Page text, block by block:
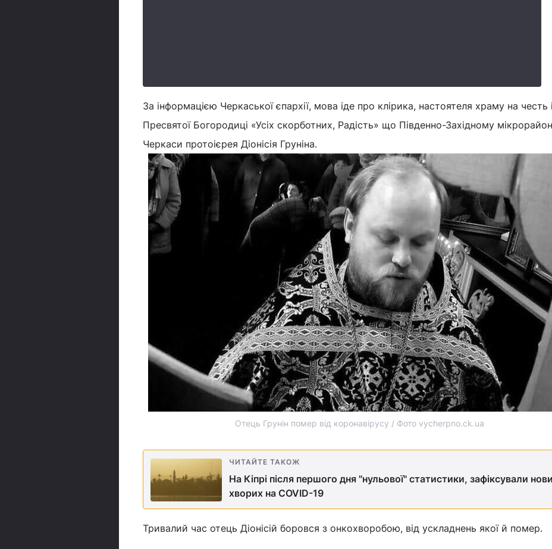
За інформацією Черкаської єпархії, мова іде про клірика, настоятеля храму на честь
Пресвятої Богородиці «Усіх скорботних, Радість» що Південно-Західному
Черкаси протоієрея Діонісія Груніна.
Отець Грунін помер від коронавірусу / Фото vycherpno.ck.ua
ЧИТАЙТЕ ТАКОЖ
На Кіпрі після першого дня "нульової" статистики, зафіксували
хворих на COVID-19
Тривалий час отець Діонісій боровся з онкохворобою, від ускладнень якої й помер.